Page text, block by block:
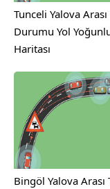
Tunceli Yalova
Durumu Yol
Haritası
Bingöl Yalova Arası